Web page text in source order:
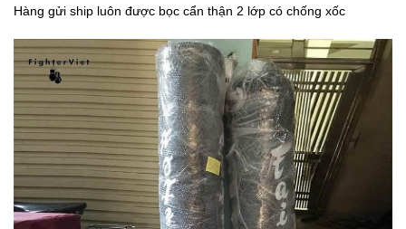
Hàng gửi ship luôn được bọc cẩn thận 2 lớp có chống xốc